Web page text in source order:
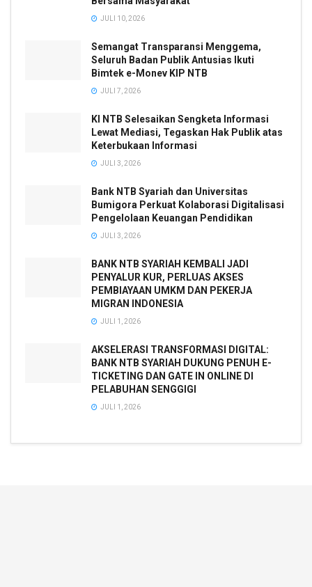
JULI 10, 2026
Semangat Transparansi Menggema,
Seluruh Badan Publik Antusias Ikuti
Bimtek e-Monev KIP NTB
JULI 7, 2026
KI NTB Selesaikan Sengketa Informasi
Lewat Mediasi, Tegaskan Hak Publik atas
Keterbukaan Informasi
JULI 3, 2026
Bank NTB Syariah dan Universitas
Bumigora Perkuat Kolaborasi Digitalisasi
Pengelolaan Keuangan Pendidikan
JULI 3, 2026
BANK NTB SYARIAH KEMBALI JADI
PENYALUR KUR, PERLUAS AKSES
PEMBIAYAAN UMKM DAN PEKERJA
MIGRAN INDONESIA
JULI 1, 2026
AKSELERASI TRANSFORMASI DIGITAL:
BANK NTB SYARIAH DUKUNG PENUH E-
TICKETING DAN GATE IN ONLINE DI
PELABUHAN SENGGIGI
JULI 1, 2026